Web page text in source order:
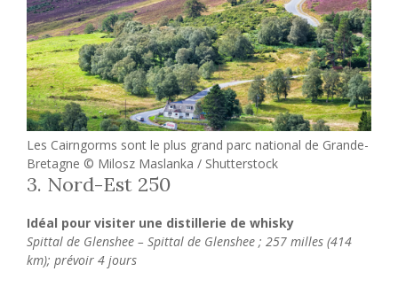
Les Cairngorms sont le plus grand parc national de Grande-
Bretagne © Milosz Maslanka / Shutterstock
3. Nord-Est 250
Idéal pour visiter une distillerie de whisky
Spittal de Glenshee – Spittal de Glenshee ; 257 milles (414
km); prévoir 4 jours